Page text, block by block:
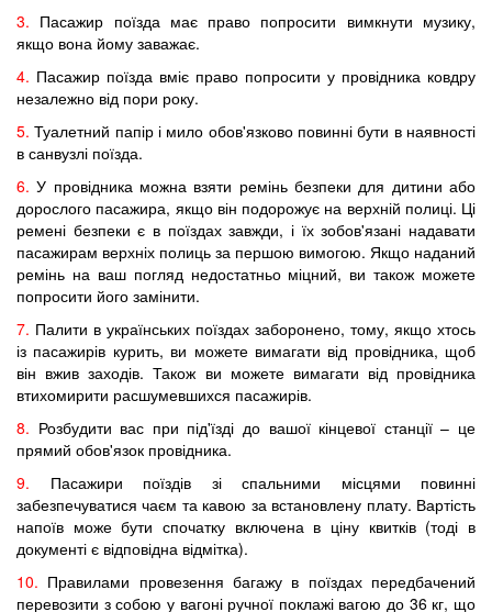
3. Пасажир поїзда має право попросити вимкнути музику,
якщо вона йому заважає.
4. Пасажир поїзда вміє право попросити у провідника ковдру
незалежно від пори року.
5.Туалетний папір і мило обов'язково повинні бути в наявності
в санвузлі поїзда.
6. У провідника можна взяти ремінь безпеки для дитини або
дорослого пасажира, якщо він подорожує на верхній полиці. Ці
ремені безпеки є в поїздах завжди, і їх зобов'язані надавати
пасажирам верхніх полиць за першою вимогою. Якщо наданий
ремінь на ваш погляд недостатньо міцний, ви також можете
попросити його замінити.
7. Палити в українських поїздах заборонено, тому, якщо хтось
із пасажирів курить, ви можете вимагати від провідника, щоб
він вжив заходів. Також ви можете вимагати від провідника
втихомирити расшумевшихся пасажирів.
8. Розбудити вас при під'їзді до вашої кінцевої станції – це
прямий обов'язок провідника.
9. Пасажири поїздів зі спальними місцями повинні
забезпечуватися чаєм та кавою за встановлену плату. Вартість
напоїв може бути спочатку включена в ціну квитків (тоді в
документі є відповідна відмітка).
10. Правилами провезення багажу в поїздах передбачений
перевозити з собою у вагоні ручної поклажі вагою до 36 кг, що